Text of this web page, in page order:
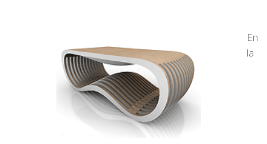
En
la